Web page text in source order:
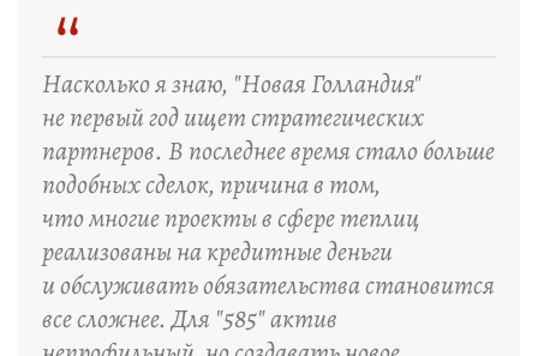
“
Насколько я знаю, "Новая Голландия"
не первый год ищет стратегических
партнеров. В последнее время стало больше
подобных сделок, причина в том,
что многие проекты в сфере теплиц
реализованы на кредитные деньги
и обслуживать обязательства становится
все сложнее. Для "585" актив